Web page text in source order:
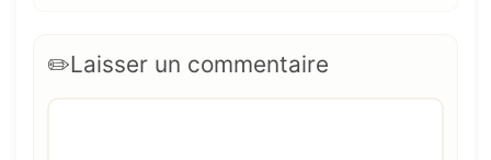
Laisser un commentaire